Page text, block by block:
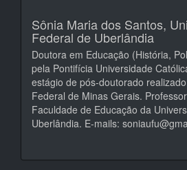
Sônia Maria dos Santos,
Federal de Uberlândia
Doutora em Educação (História,
pela Pontifícia Universidade
estágio de pós-doutorado
Federal de Minas Gerais.
Faculdade de Educação da
Uberlândia. E-mails: